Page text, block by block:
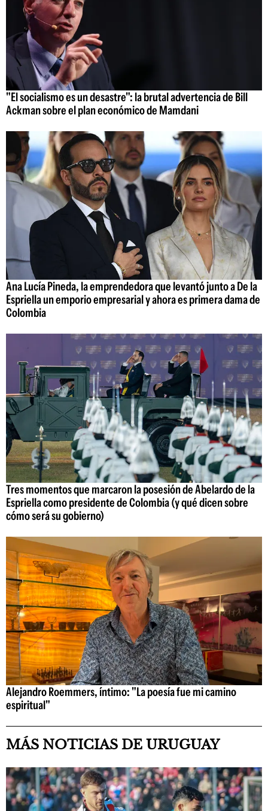
"El socialismo es un desastre": la brutal advertencia de Bill
Ackman sobre el plan económico de Mamdani
Ana Lucía Pineda, la emprendedora que levantó junto a De la
Espriella un emporio empresarial y ahora es primera dama de
Colombia
Tres momentos que marcaron la posesión de Abelardo de la
Espriella como presidente de Colombia (y qué dicen sobre
cómo será su gobierno)
Alejandro Roemmers, íntimo: "La poesía fue mi camino
espiritual"
MÁS NOTICIAS DE URUGUAY